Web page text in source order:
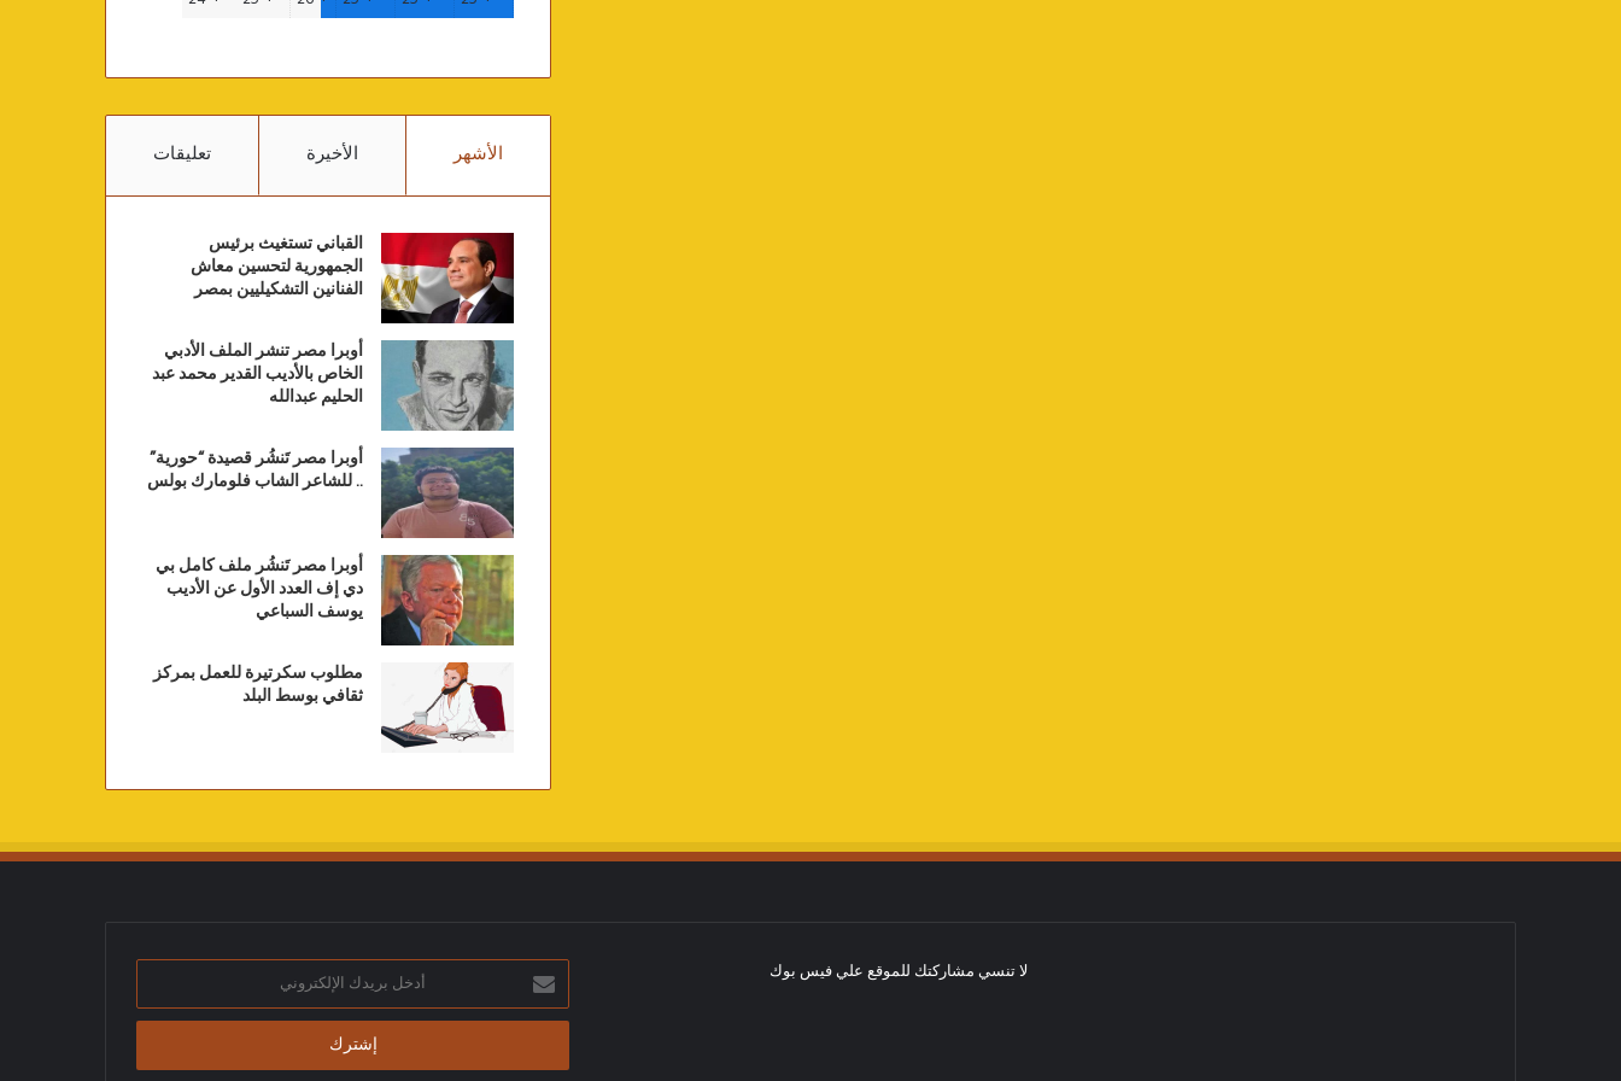
الأشهر الأخيرة تعليقات
القباني تستغيث برئيس
الجمهورية لتحسين معاش
الفنانين التشكيليين بمصر
أوبرا مصر تنشر الملف الأدبي
الخاص بالأديب القدير محمد عبد
الحليم عبدالله
أوبرا مصر تَنشُر قصيدة “حورية”
.. للشاعر الشاب فلومارك بولس
أوبرا مصر تَنشُر ملف كامل بي
دي إف العدد الأول عن الأديب
يوسف السباعي
مطلوب سكرتيرة للعمل بمركز
ثقافي بوسط البلد
لا تنسي مشاركتك للموقع علي فيس بوك
أدخل
بريدك
الإلكتروني